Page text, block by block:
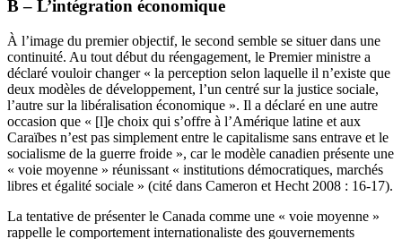
B – L’intégration économique
À l’image du premier objectif, le second semble se situer dans une
continuité. Au tout début du réengagement, le Premier ministre a
déclaré vouloir changer « la perception selon laquelle il n’existe que
deux modèles de développement, l’un centré sur la justice sociale,
l’autre sur la libéralisation économique ». Il a déclaré en une autre
occasion que « [l]e choix qui s’offre à l’Amérique latine et aux
Caraïbes n’est pas simplement entre le capitalisme sans entrave et le
socialisme de la guerre froide », car le modèle canadien présente une
« voie moyenne » réunissant « institutions démocratiques, marchés
libres et égalité sociale » (cité dans Cameron et Hecht 2008 : 16-17).
La tentative de présenter le Canada comme une « voie moyenne »
rappelle le comportement internationaliste des gouvernements